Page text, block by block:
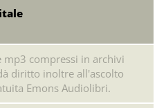
mp3 compressi in archivi
diritto inoltre all'ascolto
Emons Audiolibri.